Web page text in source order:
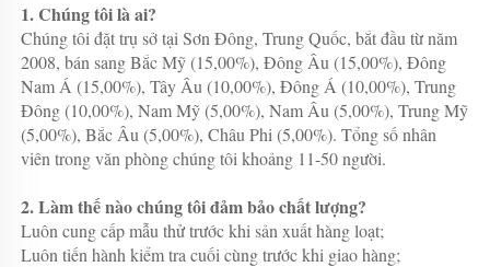
1. Chúng tôi là ai?
Chúng tôi đặt trụ sở tại Sơn Đông, Trung Quốc, bắt đầu từ năm
2008, bán sang Bắc Mỹ (15,00%), Đông Âu (15,00%), Đông
Nam Á (15,00%), Tây Âu (10,00%), Đông Á (10,00%), Trung
Đông (10,00%), Nam Mỹ (5,00%), Nam Âu (5,00%), Trung Mỹ
(5,00%), Bắc Âu (5,00%), Châu Phi (5,00%). Tổng số nhân
viên trong văn phòng chúng tôi khoảng 11-50 người.
2. Làm thế nào chúng tôi đảm bảo chất lượng?
Luôn cung cấp mẫu thử trước khi sản xuất hàng loạt;
Luôn tiến hành kiểm tra cuối cùng trước khi giao hàng;